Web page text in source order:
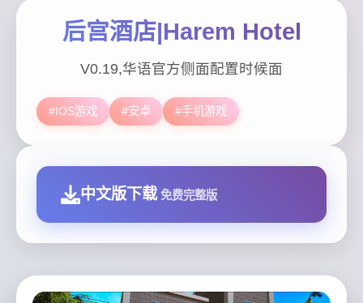
后宫酒店|Harem Hotel
V0.19,华语官方侧面配置时候面
#IOS游戏 #安卓 #手机游戏
中文版下载 免费完整版